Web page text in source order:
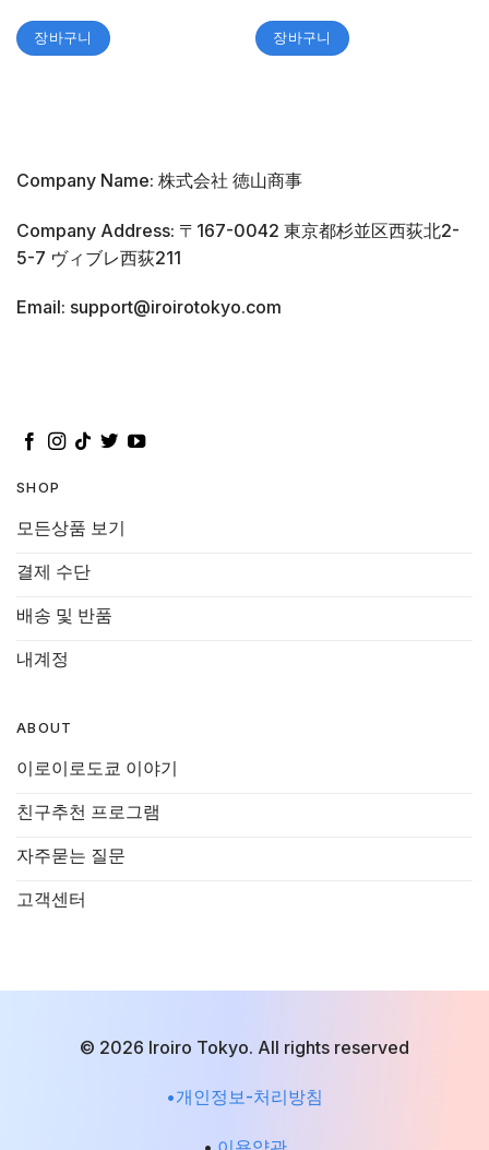
장바구니 장바구니
Company Name: 株式会社 徳山商事
Company Address: 〒167-0042 東京都杉並区西荻北2-
5-7 ヴィブレ西荻211
Email: support@iroirotokyo.com
SHOP
모든상품 보기
결제 수단
배송 및 반품
내계정
ABOUT
이로이로도쿄 이야기
친구추천 프로그램
자주묻는 질문
고객센터
© 2026 Iroiro Tokyo. All rights reserved
•개인정보-처리방침